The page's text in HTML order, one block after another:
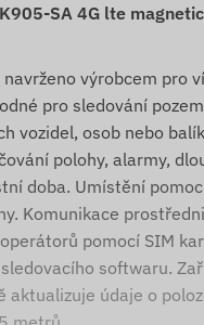
SA 4G lte
výrobcem pro
pro sledování
vozidel, osob nebo
polohy, alarmy,
doba. Umístění
Komunikace
pomocí SIM
sledovacího softwaru.
aktualizuje údaje o